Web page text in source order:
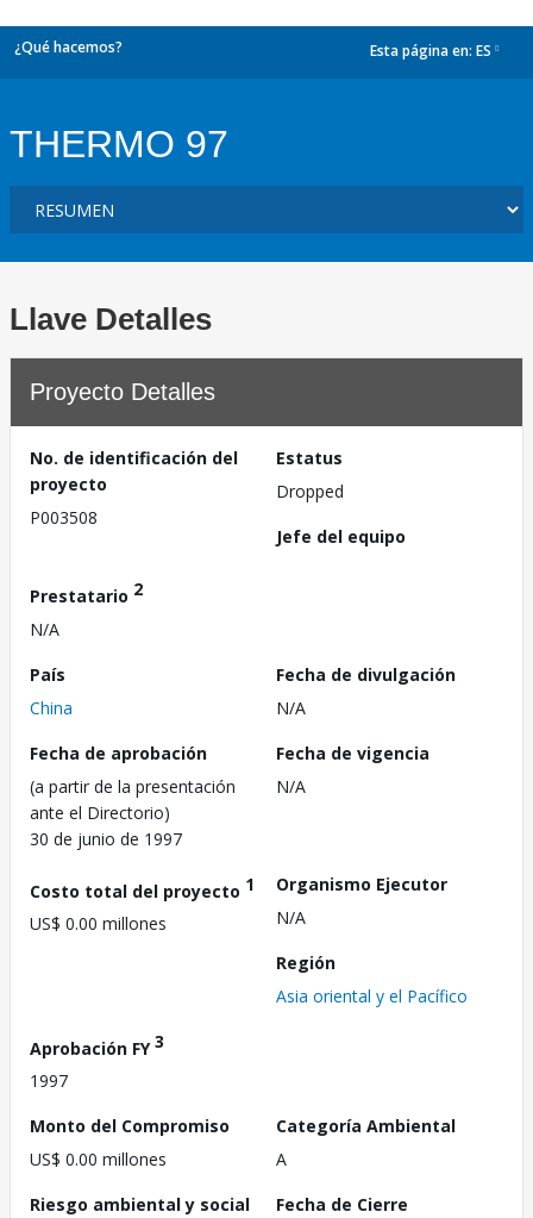
¿Qué hacemos? Esta página en: ES
THERMO 97
Llave Detalles
Proyecto Detalles
No. de identificación del
proyecto
P003508
Estatus
Dropped
Jefe del equipo
Prestatario 2
N/A
País
China
Fecha de divulgación
N/A
Fecha de aprobación
(a partir de la presentación
ante el Directorio)
30 de junio de 1997
Fecha de vigencia
N/A
Costo total del proyecto 1
US$ 0.00 millones
Organismo Ejecutor
N/A
Región
Asia oriental y el Pacífico
Aprobación FY3
1997
Monto del Compromiso
US$ 0.00 millones
Categoría Ambiental
A
Riesgo ambiental y social
Fecha de Cierre